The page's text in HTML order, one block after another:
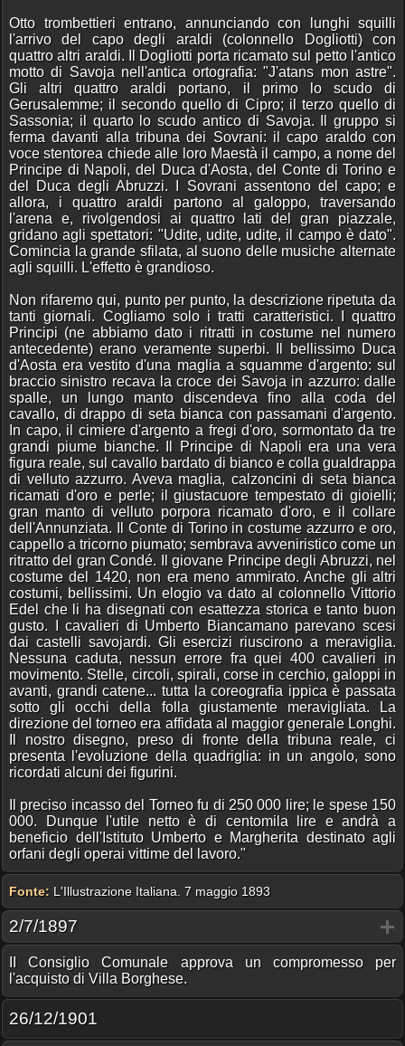
Otto trombettieri entrano, annunciando con lunghi squilli
l'arrivo del capo degli araldi (colonnello Dogliotti) con
quattro altri araldi. Il Dogliotti porta ricamato sul petto l'antico
motto di Savoja nell'antica ortografia: "J'atans mon astre".
Gli altri quattro araldi portano, il primo lo scudo di
Gerusalemme; il secondo quello di Cipro; il terzo quello di
Sassonia; il quarto lo scudo antico di Savoja. Il gruppo si
ferma davanti alla tribuna dei Sovrani: il capo araldo con
voce stentorea chiede alle loro Maestà il campo, a nome del
Principe di Napoli, del Duca d'Aosta, del Conte di Torino e
del Duca degli Abruzzi. I Sovrani assentono del capo; e
allora, i quattro araldi partono al galoppo, traversando
l'arena e, rivolgendosi ai quattro lati del gran piazzale,
gridano agli spettatori: "Udite, udite, udite, il campo è dato".
Comincia la grande sfilata, al suono delle musiche alternate
agli squilli. L'effetto è grandioso.
Non rifaremo qui, punto per punto, la descrizione ripetuta da
tanti giornali. Cogliamo solo i tratti caratteristici. I quattro
Principi (ne abbiamo dato i ritratti in costume nel numero
antecedente) erano veramente superbi. Il bellissimo Duca
d'Aosta era vestito d'una maglia a squamme d'argento: sul
braccio sinistro recava la croce dei Savoja in azzurro: dalle
spalle, un lungo manto discendeva fino alla coda del
cavallo, di drappo di seta bianca con passamani d'argento.
In capo, il cimiere d'argento a fregi d'oro, sormontato da tre
grandi piume bianche. Il Principe di Napoli era una vera
figura reale, sul cavallo bardato di bianco e colla gualdrappa
di velluto azzurro. Aveva maglia, calzoncini di seta bianca
ricamati d'oro e perle; il giustacuore tempestato di gioielli;
gran manto di velluto porpora ricamato d'oro, e il collare
dell'Annunziata. Il Conte di Torino in costume azzurro e oro,
cappello a tricorno piumato; sembrava avveniristico come un
ritratto del gran Condé. Il giovane Principe degli Abruzzi, nel
costume del 1420, non era meno ammirato. Anche gli altri
costumi, bellissimi. Un elogio va dato al colonnello Vittorio
Edel che li ha disegnati con esattezza storica e tanto buon
gusto. I cavalieri di Umberto Biancamano parevano scesi
dai castelli savojardi. Gli esercizi riuscirono a meraviglia.
Nessuna caduta, nessun errore fra quei 400 cavalieri in
movimento. Stelle, circoli, spirali, corse in cerchio, galoppi in
avanti, grandi catene... tutta la coreografia ippica è passata
sotto gli occhi della folla giustamente meravigliata. La
direzione del torneo era affidata al maggior generale Longhi.
Il nostro disegno, preso di fronte della tribuna reale, ci
presenta l'evoluzione della quadriglia: in un angolo, sono
ricordati alcuni dei figurini.
Il preciso incasso del Torneo fu di 250 000 lire; le spese 150
000. Dunque l'utile netto è di centomila lire e andrà a
beneficio dell'Istituto Umberto e Margherita destinato agli
orfani degli operai vittime del lavoro."
Fonte: L'Illustrazione Italiana. 7 maggio 1893
2/7/1897
II Consiglio Comunale approva un compromesso per
l'acquisto di Villa Borghese.
26/12/1901